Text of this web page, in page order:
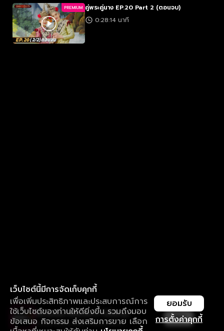
PREMIUM คู่พระคู่นาง EP.20 Part 2 (ตอนจบ)
0:28:14 นาที
เว็บไซต์นี้มีการจัดเก็บคุกกี้
เพื่อเพิ่มประสิทธิภาพและประสบการณ์การ
ใช้เว็บไซต์ของท่านให้ดียิ่งขึ้น รวมถึงมอบ
ข้อเสนอ กิจกรรม ส่งเสริมการขาย เลือก
การตั้งค่าคุกกี้
ยอมรับ
ใช้งานแอป ลื่นไหลกว่า ไม่มีสะดุด
ดาวน์โหลดแอปเพื่อการรับชมที่ดีกว่า เปิด